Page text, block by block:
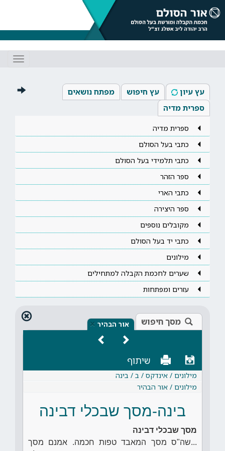
עץ עיון עץ חיפוש
מפתח נושאים
ספרית מדיה
ספרית מדיה
כתבי בעל הסולם
כתבי תלמידי בעל הסולם
ספר הזהר
כתבי הארי
ספר היצירה
מקובלים נוספים
כתבי יד בעל הסולם
מילונים
שערים לחכמת הקבלה למתחילים
עזרים ומפתחות
מסך חיפוש אור הבהיר ×
שיתוף
מילונים / אינדקס / ב / בינה
מילונים / אור הבהיר
בינה-מסך שבכלי דבינה
מסך שבכלי דבינה
...שה"ס מסך המאבד טפות חכמה. אמנם מסך